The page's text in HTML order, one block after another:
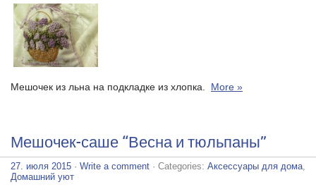
Мешочек из льна на подкладке из хлопка. More »
Мешочек-саше “Весна и тюльпаны”
27. июля 2015 · Write a comment · Categories: Аксессуары для дома
Домашний уют